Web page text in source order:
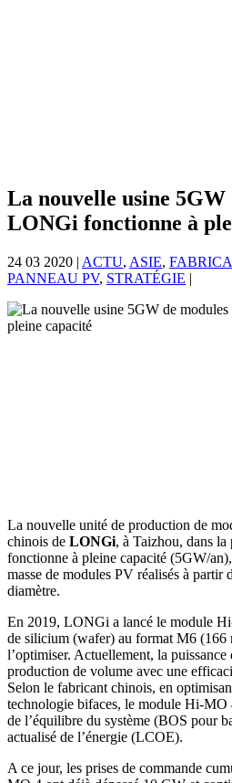
La nouvelle usine 5GW
LONGi fonctionne à
24 03 2020 | ACTU, ASIE,
PANNEAU PV, STRATÉGIE |
La nouvelle unité de production de
chinois de LONGi, à Taizhou, dans
fonctionne à pleine capacité (5GW/
masse de modules PV réalisés à partir
diamètre.
En 2019, LONGi a lancé le module
de silicium (wafer) au format M6 (166
l’optimiser. Actuellement, la
production de volume avec une
Selon le fabricant chinois, en
technologie bifaces, le module Hi-MO
de l’équilibre du système (BOS pour
actualisé de l’énergie (LCOE).
A ce jour, les prises de commande